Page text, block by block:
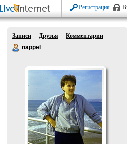
Регистрация
Записи Друзья
Комментарии
nappel